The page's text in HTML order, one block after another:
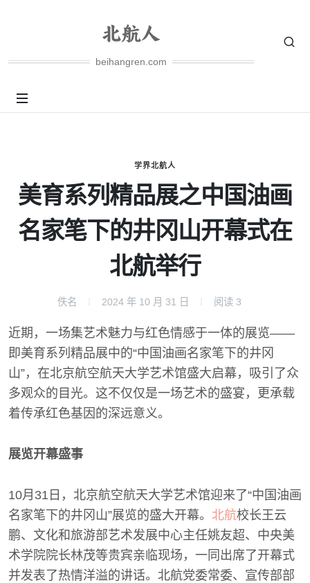
beihangren.com
学界北航人
美育系列精品展之中国油画
名家笔下的井冈山开幕式在
北航举行
佚名 2024 年 10 月 31 日 阅读 3
近期，一场集艺术魅力与红色情感于一体的展览——
即美育系列精品展中的“中国油画名家笔下的井冈
山”，在北京航空航天大学艺术馆盛大启幕，吸引了众
多观众的目光。这不仅仅是一场艺术的盛宴，更承载
着传承红色基因的深远意义。
展览开幕盛事
10月31日，北京航空航天大学艺术馆迎来了“中国油画
名家笔下的井冈山”展览的盛大开幕。 北航校长王云
鹏、文化和旅游部艺术发展中心主任姚友超、中央美
术学院院长林茂等贵宾亲临现场，一同出席了开幕式
并发表了热情洋溢的讲话。北航党委常委、宣传部部